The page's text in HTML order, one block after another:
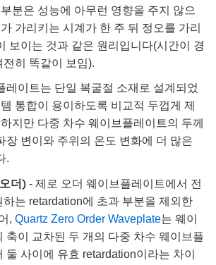
분은 성능에 아무런 영향을 주지 않으
가리키는 시계가 한 주 뒤 정오를 가리
보이는 것과 같은 원리입니다(시간이 경
히 똑같이 보임).
레이트는 단일 복굴절 소재로 설계되었
통합이 용이하도록 비교적 두껍게 제
지만 다중 차수 웨이브플레이트의 두께
장 변이와 주위의 온도 변화에 더 많은
.
더) - 제로 오더 웨이브플레이트에서 전
하는 retardation에 초과 부분을 제외한
, Quartz Zero Order Waveplate는 웨이
축이 교차된 두 개의 다중 차수 웨이브플
둘 사이에 유효 retardation이라는 차이